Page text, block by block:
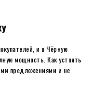
и в Чёрную
мощность. Как устоять
предложениями и не